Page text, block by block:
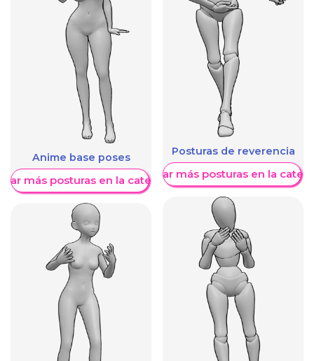
Anime base poses
más posturas en la categoría
Posturas de reverencia
Mostrar más posturas en la